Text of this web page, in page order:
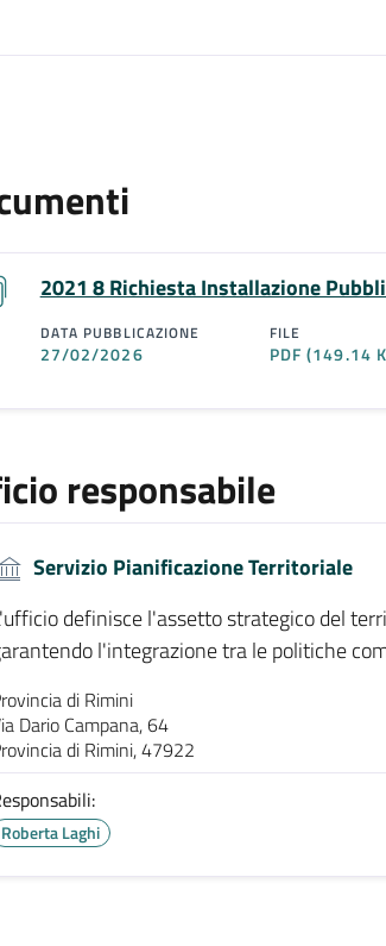
2021 8 Richiesta Installazione
DATA PUBBLICAZIONE
27/02/2026
FILE
PDF(149.14
responsabile
Servizio Pianificazione Territoriale
definisce l'assetto strategico del
l'integrazione tra le politiche
di Rimini
Dario Campana, 64
di Rimini, 47922
Roberta Laghi